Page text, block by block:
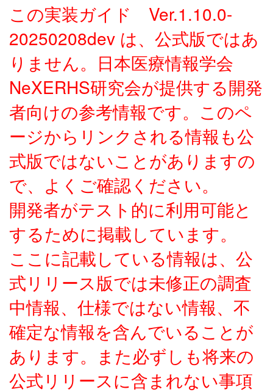
この実装ガイド Ver.1.10.0-
20250208dev は、公式版ではあ
りません。日本医療情報学会
NeXERHS研究会が提供する開発
者向けの参考情報です。このペ
ージからリンクされる情報も公
式版ではないことがありますの
で、よくご確認ください。
開発者がテスト的に利用可能と
するために掲載しています。
ここに記載している情報は、公
式リリース版では未修正の調査
中情報、仕様ではない情報、不
確定な情報を含んでいることが
あります。また必ずしも将来の
公式リリースに含まれない事項